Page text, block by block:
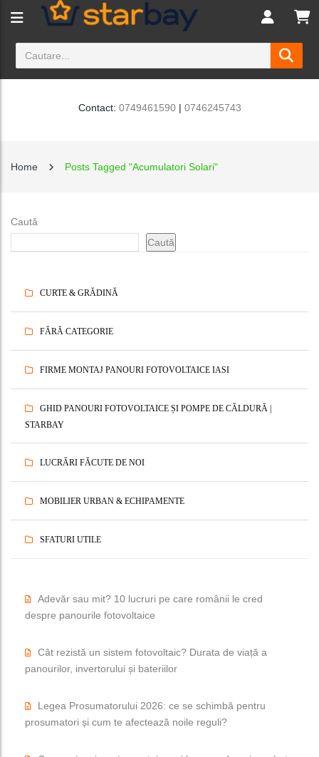
Contact: 0749461590| 0746245743
Home Posts Tagged "Acumulatori Solari"
Caută
Caută
CURTE & GRĂDINĂ
FĂRĂ CATEGORIE
FIRME MONTAJ PANOURI FOTOVOLTAICE IASI
GHID PANOURI FOTOVOLTAICE ȘI POMPE DE CĂLDURĂ |
STARBAY
LUCRĂRI FĂCUTE DE NOI
MOBILIER URBAN & ECHIPAMENTE
SFATURI UTILE
Adevăr sau mit? 10 lucruri pe care românii le cred
despre panourile fotovoltaice
Cât rezistă un sistem fotovoltaic? Durata de viață a
panourilor, invertorului și bateriilor
Legea Prosumatorului 2026: ce se schimbă pentru
prosumatori și cum te afectează noile reguli?